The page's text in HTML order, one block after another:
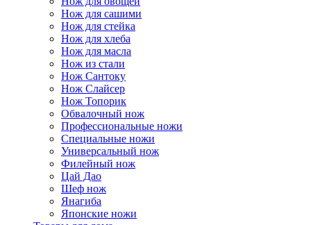
Нож для сашими
Нож для стейка
Нож для хлеба
Нож для масла
Нож из стали
Нож Сантоку
Нож Слайсер
Нож Топорик
Обвалочный нож
Профессиональные ножи
Специальные ножи
Универсальный нож
Филейный нож
Цай Дао
Шеф нож
Янагиба
Японские ножи